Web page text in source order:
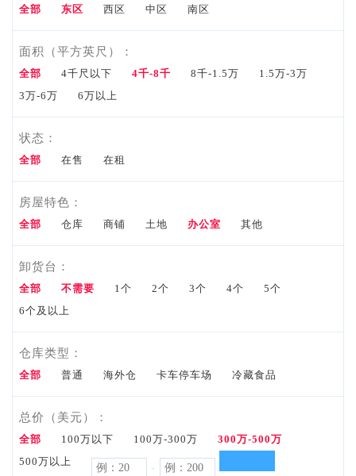
出
Sale
Tools
料
询
联系
电
全部 东区 西区 中区 南区
面积（平方英尺）：
全部 4千尺以下 4千-8千 8千-1.5万
1.5万-3万
3万-6万
6万以上
状态：
全部 在售 在租
房屋特色：
全部 仓库 商铺 土地 办公室 其他
卸货台：
全部 不需要 1个 2个 3个 4个
5个
6个及以上
仓库类型：
全部 普通 海外仓 卡车停车场 冷藏食品
总价（美元）：
全部 100万以下 100万-300万
300万-500万
500万以上
-